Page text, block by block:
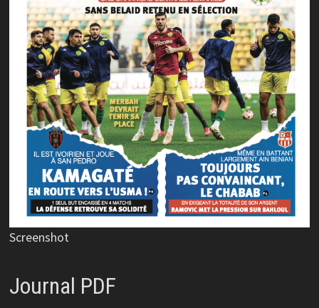
Screenshot
Journal PDF